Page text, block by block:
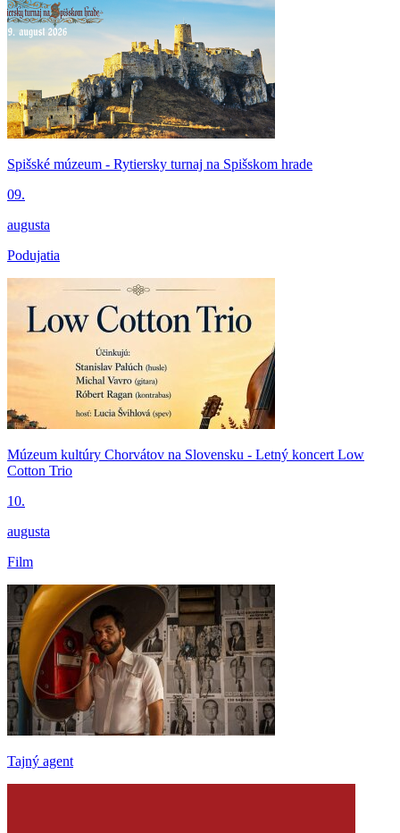
Spišské múzeum - Rytiersky turnaj na Spišskom hrade
09.
augusta
Podujatia
Múzeum kultúry Chorvátov na Slovensku - Letný koncert Low
Cotton Trio
10.
augusta
Film
Tajný agent